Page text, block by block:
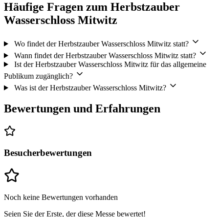
Häufige Fragen zum Herbstzauber
Wasserschloss Mitwitz
Wo findet der Herbstzauber Wasserschloss Mitwitz statt?
Wann findet der Herbstzauber Wasserschloss Mitwitz statt?
Ist der Herbstzauber Wasserschloss Mitwitz für das allgemeine
Publikum zugänglich?
Was ist der Herbstzauber Wasserschloss Mitwitz?
Bewertungen und Erfahrungen
Besucherbewertungen
Noch keine Bewertungen vorhanden
Seien Sie der Erste, der diese Messe bewertet!